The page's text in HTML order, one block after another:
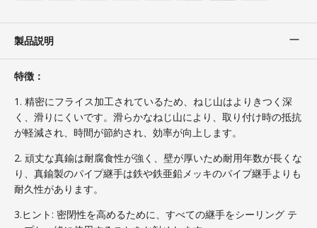
製品説明
特徴：
1. 精密にフライス加工されているため、ねじ山はよりきつく深
く、滑りにくいです。滑らかなねじ山により、取り付け時の抵抗
が軽減され、時間が節約され、効率が向上します。
2. 頑丈な真鍮は耐腐食性が強く、壁が厚いため耐用年数が長くな
り、真鍮製のパイプ継手は鉄や鉄亜鉛メッキのパイプ継手よりも
耐久性があります。
3.ヒント: 密閉性を高めるために、すべての継手をシーリング テ